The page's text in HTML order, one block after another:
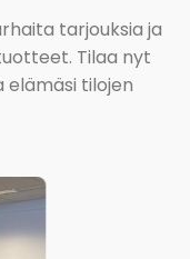
tarjouksia ja
Tilaa nyt
tilojen